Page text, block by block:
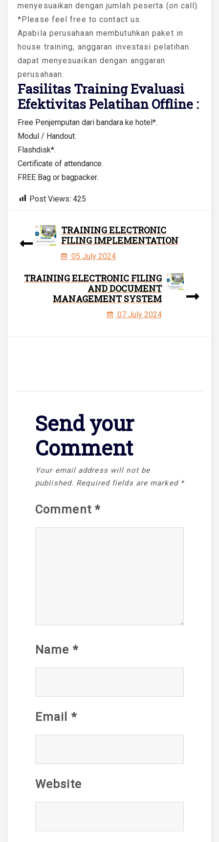
menyesuaikan dengan jumlah peserta (on call).
*Please feel free to contact us.
Apabila perusahaan membutuhkan paket in
house training, anggaran investasi pelatihan
dapat menyesuaikan dengan anggaran
perusahaan.
Fasilitas Training Evaluasi
Efektivitas Pelatihan Offline :
Free Penjemputan dari bandara ke hotel*.
Modul / Handout.
Flashdisk*.
Certificate of attendance.
FREE Bag or bagpacker.
Post Views: 425
TRAINING ELECTRONIC
FILING IMPLEMENTATION
05 July 2024
TRAINING ELECTRONIC FILING
AND DOCUMENT
MANAGEMENT SYSTEM
07 July 2024
Send your
Comment
Your email address will not be
published. Required fields are marked *
Comment *
Name *
Email *
Website